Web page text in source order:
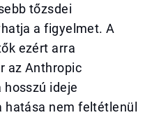
tőzsdei
a figyelmet. A
ezért arra
az Anthropic
ideje
hatása nem feltétlenül